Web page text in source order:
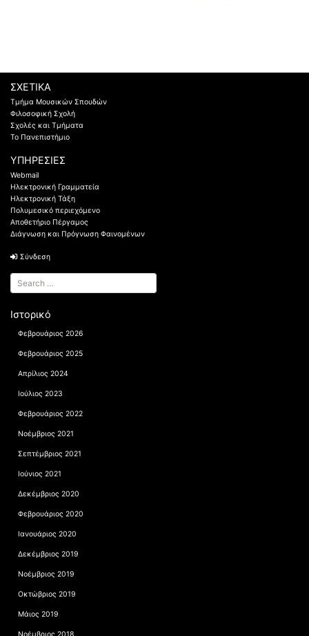
ΣΧΕΤΙΚΑ
Τμήμα Μουσικών Σπουδών
Φιλοσοφική Σχολή
Σχολές και Τμήματα
Το Πανεπιστήμιο
ΥΠΗΡΕΣΙΕΣ
Webmail
Ηλεκτρονική Γραμματεία
Ηλεκτρονική Τάξη
Πολυμεσικό περιεχόμενο
Αποθετήριο Πέργαμος
Διάγνωση και Πρόγνωση Φαινομένων
Σύνδεση
Ιστορικό
Φεβρουάριος 2026
Φεβρουάριος 2025
Απρίλιος 2024
Ιούλιος 2023
Φεβρουάριος 2022
Νοέμβριος 2021
Σεπτέμβριος 2021
Ιούνιος 2021
Δεκέμβριος 2020
Φεβρουάριος 2020
Ιανουάριος 2020
Δεκέμβριος 2019
Νοέμβριος 2019
Οκτώβριος 2019
Μάιος 2019
Νοέμβριος 2018